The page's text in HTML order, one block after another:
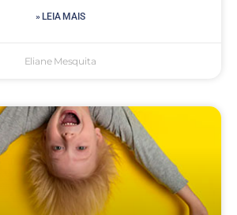
» LEIA MAIS
Eliane Mesquita